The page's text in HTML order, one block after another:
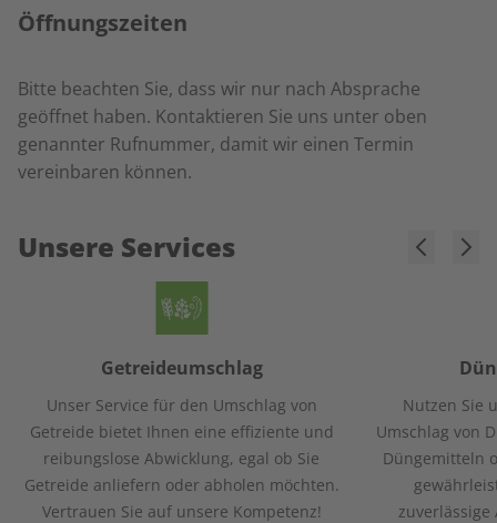
Öffnungszeiten
Bitte beachten Sie, dass wir nur nach Absprache
geöffnet haben. Kontaktieren Sie uns unter oben
genannter Rufnummer, damit wir einen Termin
vereinbaren können.
Unsere Services
Getreideumschlag
Unser Service für den Umschlag von
Getreide bietet Ihnen eine effiziente und
reibungslose Abwicklung, egal ob Sie
Getreide anliefern oder abholen möchten.
Vertrauen Sie auf unsere Kompetenz!
Nutzen Sie
Umschlag von
Düngemitteln
zuverlässige